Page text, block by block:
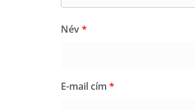
Név*
E-mail cím *